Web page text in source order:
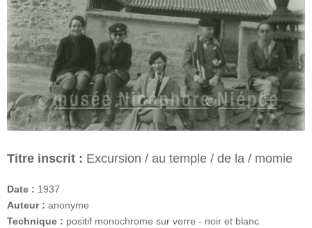
Titre inscrit : Excursion / au temple / de la / momie
Date : 1937
Auteur : anonyme
Technique : positif monochrome sur verre - noir et blanc